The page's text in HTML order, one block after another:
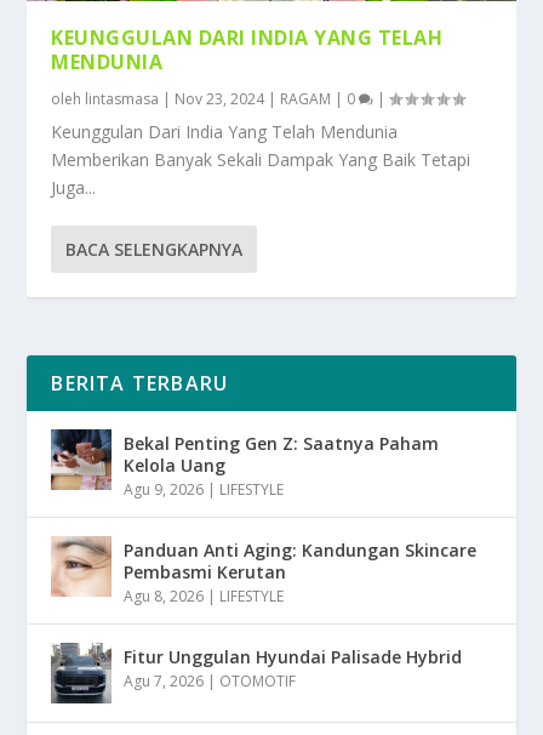
KEUNGGULAN DARI INDIA YANG TELAH
MENDUNIA
oleh lintasmasa | Nov 23, 2024| RAGAM | 0 |
Keunggulan Dari India Yang Telah Mendunia
Memberikan Banyak Sekali Dampak Yang Baik Tetapi
Juga...
BACA SELENGKAPNYA
BERITA TERBARU
Bekal Penting Gen Z: Saatnya Paham
Kelola Uang
Agu 9, 2026 | LIFESTYLE
Panduan Anti Aging: Kandungan Skincare
Pembasmi Kerutan
Agu 8, 2026 | LIFESTYLE
Fitur Unggulan Hyundai Palisade Hybrid
Agu 7, 2026 | OTOMOTIF